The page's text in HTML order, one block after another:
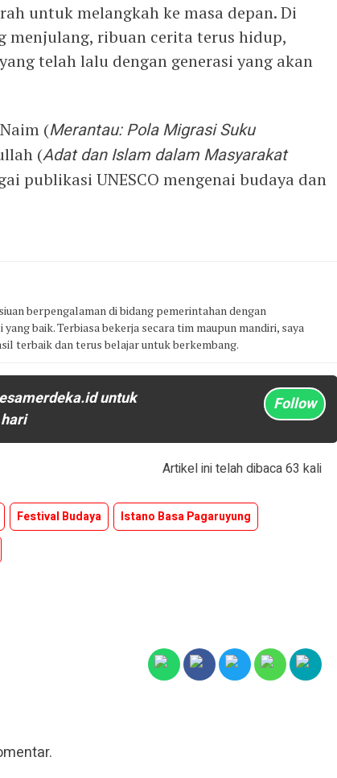
untuk melangkah ke masa depan. Di
menjulang, ribuan cerita terus hidup,
telah lalu dengan generasi yang akan
(Merantau: Pola Migrasi Suku
(Adat dan Islam dalam Masyarakat
publikasi UNESCO mengenai budaya dan
berpengalaman di bidang pemerintahan dengan
baik. Terbiasa bekerja secara tim maupun mandiri, saya
terbaik dan terus belajar untuk berkembang.
untuk
Follow
Artikel ini telah dibaca 63 kali
Festival Budaya
Istano Basa Pagaruyung